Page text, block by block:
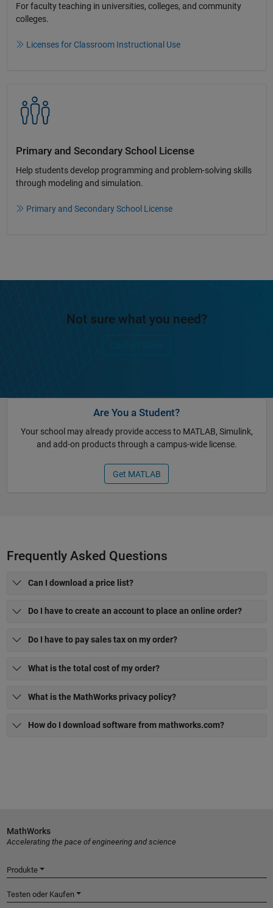
For faculty teaching in universities, colleges, and community
colleges​.​
Licenses for Classroom Instructional Use
Primary and Secondary School License​
Help students develop programming and problem-solving skills
through modeling and simulation.​​
Primary and Secondary School License
Not sure what you need?
Are You a Student?
Your school may already provide access to MATLAB, Simulink,
and add-on products through a campus-wide license.
Get MATLAB
Frequently Asked Questions
Can I download a price list?
Do I have to create an account to place an online order?
Do I have to pay sales tax on my order?
What is the total cost of my order?
What is the MathWorks privacy policy?
How do I download software from mathworks.com?
MathWorks
Accelerating the pace of engineering and science
Produkte
Testen oder Kaufen